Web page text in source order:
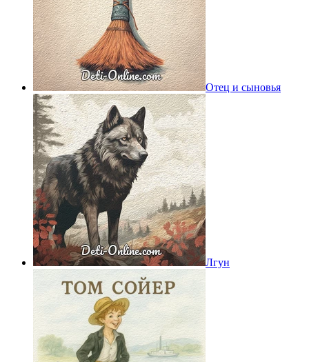
Отец и сыновья
Лгун